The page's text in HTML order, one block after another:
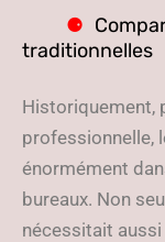
traditionnelles
Historiquement,
professionnelle,
énormément
bureaux. Non
nécessitait